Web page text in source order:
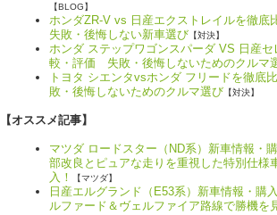
【BLOG】
ホンダZR-V vs 日産エクストレイルを徹底
失敗・後悔しない新車選び 【対決】
ホンダ ステップワゴンスパーダ VS 日産セ
較・評価 失敗・後悔しないためのクルマ
トヨタ シエンタvsホンダ フリードを徹
敗・後悔しないためのクルマ選び 【対決】
【オススメ記事】
マツダ ロードスター（ND系）新車情報・
部改良とピュアな走りを重視した特別仕様
入！
【マツダ】
日産エルグランド（E53系）新車情報・
ルファード＆ヴェルファイア路線で勝機を